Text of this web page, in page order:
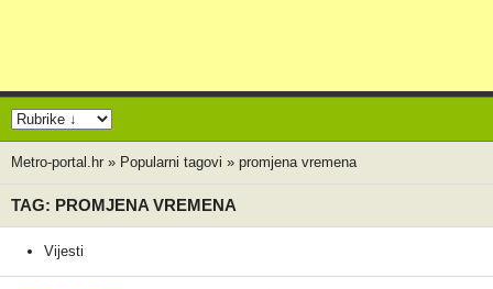
Metro-portal.hr » Popularni tagovi » promjena vremena
TAG: PROMJENA VREMENA
Vijesti